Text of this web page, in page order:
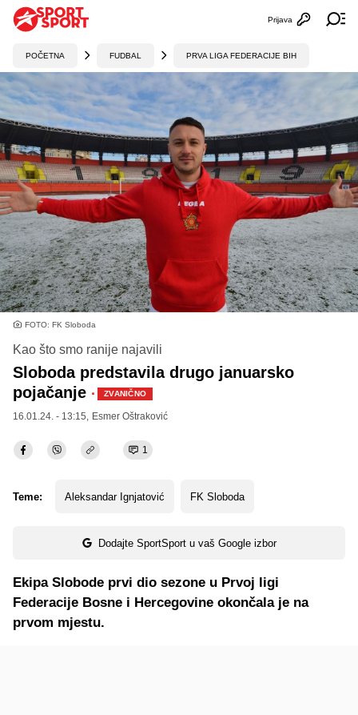
Otvori
Prijava
POČETNA FUDBAL PRVA LIGA FEDERACIJE BIH
FOTO: FK Sloboda
Kao što smo ranije najavili
Sloboda predstavila drugo januarsko
pojačanje · ZVANIČNO
16.01.24. - 13:15, Esmer Oštraković
1
Teme: Aleksandar Ignjatović FK Sloboda
Dodajte SportSport u vaš Google izbor
Ekipa Slobode prvi dio sezone u Prvoj ligi
Federacije Bosne i Hercegovine okončala je na
prvom mjestu.